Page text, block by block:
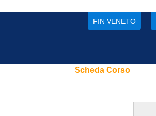
FIN VENETO
Scheda Corso